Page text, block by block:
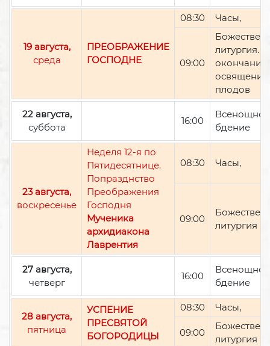
19 августа,
среда
ПРЕОБРАЖЕНИЕ
ГОСПОДНЕ
08:30 Часы,
09:00
литургия.
окончании
освящение
плодов
22 августа,
суббота
16:00
Всенощное
бдение
23 августа,
воскресенье
Неделя 12-я по
Пятидесятнице.
Попразднство
Преображения
Господня
Мученика
архидиакона
Лаврентия
08:30 Часы,
09:00
литургия
27 августа,
четверг
16:00
Всенощное
бдение
28 августа,
пятница
УСПЕНИЕ
ПРЕСВЯТОЙ
БОГОРОДИЦЫ
08:30 Часы,
09:00
литургия